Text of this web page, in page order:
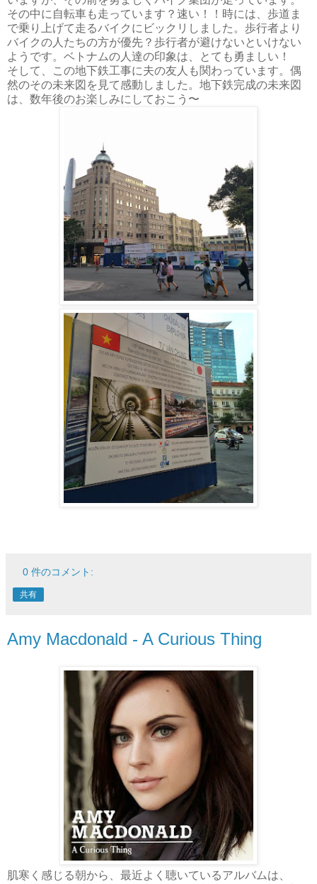
その中に自転車も走っています？速い！！時には、歩道ま
で乗り上げて走るバイクにビックリしました。歩行者より
バイクの人たちの方が優先？歩行者が避けないといけない
ようです。ベトナムの人達の印象は、とても勇ましい！
そして、この地下鉄工事に夫の友人も関わっています。偶
然のその未来図を見て感動しました。地下鉄完成の未来図
は、数年後のお楽しみにしておこう〜
0 件のコメント:
共有
Amy Macdonald - A Curious Thing
肌寒く感じる朝から、最近よく聴いているアルバムは、